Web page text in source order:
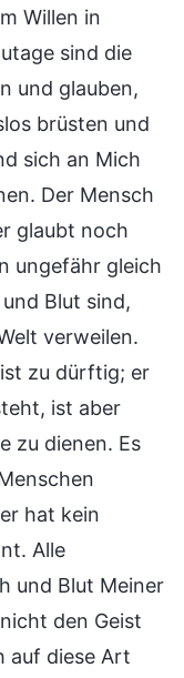
Willen in
sind die
und glauben,
brüsten und
sich an Mich
Der Mensch
glaubt noch
ungefähr gleich
Blut sind,
verweilen.
zu dürftig; er
ist aber
zu dienen. Es
hat kein
Alle
und Blut Meiner
den Geist
auf diese Art